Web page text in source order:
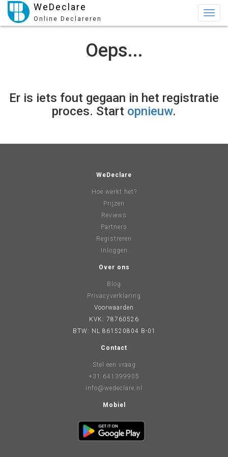
WeDeclare
Online Declareren
Oeps...
Er is iets fout gegaan in het registratie
proces. Start opnieuw.
WeDeclare
Hoe werkt het?
Prijzen
Reviews
Partners
Registreren
Inloggen
Over ons
Blog
Privacyverklaring
Voorwaarden
KVK: 78760526
BTW: NL 861520804 B-01
Contact
Stel een vraag
+31 641399905
info@wedeclare.nl
Mobiel